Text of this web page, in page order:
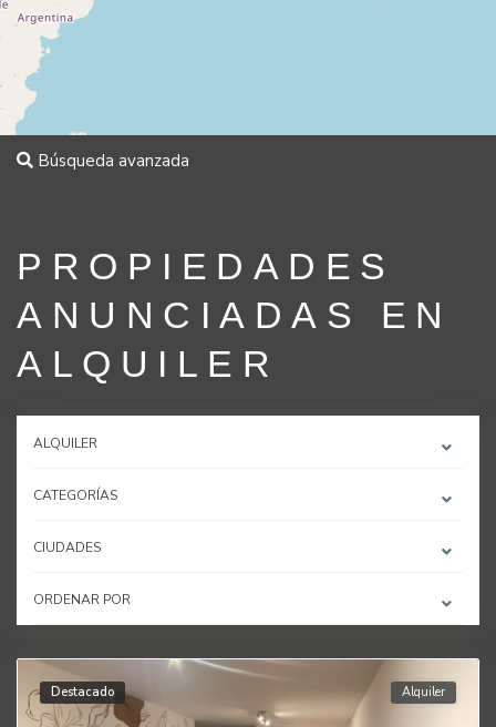
Búsqueda avanzada
PROPIEDADES
ANUNCIADAS EN
ALQUILER
ALQUILER
CATEGORÍAS
CIUDADES
ORDENAR POR
Destacado Alquiler